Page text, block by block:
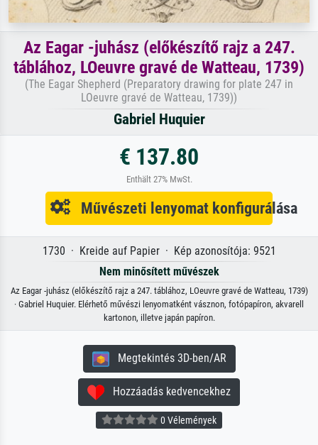
Az Eagar -juhász (előkészítő rajz a 247.
táblához, LOeuvre gravé de Watteau, 1739)
(The Eagar Shepherd (Preparatory drawing for plate 247 in
LOeuvre gravé de Watteau, 1739))
Gabriel Huquier
€ 137.80
Enthält 27% MwSt.
Művészeti lenyomat konfigurálása
1730 · Kreide auf Papier · Kép azonosítója: 9521
Nem minősített művészek
Az Eagar -juhász (előkészítő rajz a 247. táblához, LOeuvre gravé de Watteau, 1739)
· Gabriel Huquier. Elérhető művészi lenyomatként vásznon, fotópapíron, akvarell
kartonon, illetve japán papíron.
Megtekintés 3D-ben/AR
Hozzáadás kedvencekhez
0 Vélemények